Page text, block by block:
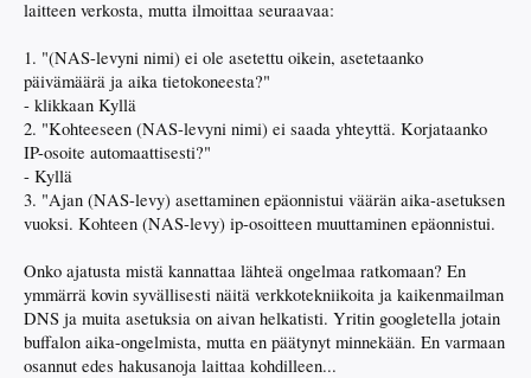
laitteen verkosta, mutta ilmoittaa seuraavaa:
1. "(NAS-levyni nimi) ei ole asetettu oikein, asetetaanko
päivämäärä ja aika tietokoneesta?"
- klikkaan Kyllä
2. "Kohteeseen (NAS-levyni nimi) ei saada yhteyttä. Korjataanko
IP-osoite automaattisesti?"
- Kyllä
3. "Ajan (NAS-levy) asettaminen epäonnistui väärän aika-asetuksen
vuoksi. Kohteen (NAS-levy) ip-osoitteen muuttaminen epäonnistui.
Onko ajatusta mistä kannattaa lähteä ongelmaa ratkomaan? En
ymmärrä kovin syvällisesti näitä verkkotekniikoita ja kaikenmailman
DNS ja muita asetuksia on aivan helkatisti. Yritin googletella jotain
buffalon aika-ongelmista, mutta en päätynyt minnekään. En varmaan
osannut edes hakusanoja laittaa kohdilleen...